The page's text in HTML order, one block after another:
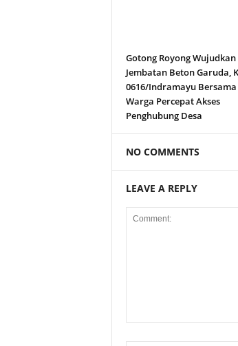
Gotong Royong Wujudkan
Jembatan Beton Garuda,
0616/Indramayu Bersama
Warga Percepat Akses
Penghubung Desa
NO COMMENTS
LEAVE A REPLY